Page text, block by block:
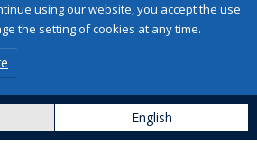
using our website, you accept the use
the setting of cookies at any time.
English